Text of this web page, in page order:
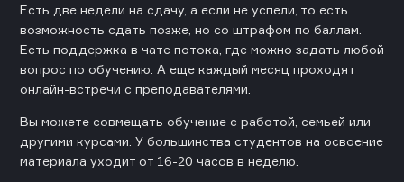
Есть две недели на сдачу, а если не успели, то есть
возможность сдать позже, но со штрафом по баллам.
Есть поддержка в чате потока, где можно задать любой
вопрос по обучению. А еще каждый месяц проходят
онлайн-встречи с преподавателями.
Вы можете совмещать обучение с работой, семьей или
другими курсами. У большинства студентов на освоение
материала уходит от 16-20 часов в неделю.